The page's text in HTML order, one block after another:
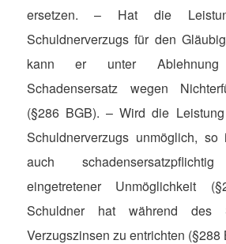
ersetzen. – Hat die
Schuldnerverzugs für den
kann er unter
Schadensersatz wegen
(§286 BGB). – Wird die
Schuldnerverzugs unmöglich,
auch
eingetretener Unmöglichkeit
Schuldner hat während des
Verzugszinsen zu entrichten (§288